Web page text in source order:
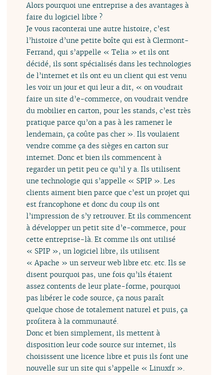
Alors pourquoi une entreprise a des avantages à
faire du logiciel libre ?
Je vous raconterai une autre histoire, c’est
l’histoire d’une petite boîte qui est à Clermont-
Ferrand, qui s’appelle « Telia » et ils ont
décidé, ils sont spécialisés dans les technologies
de l’internet et ils ont eu un client qui est venu
les voir un jour et qui leur a dit, « on voudrait
faire un site d’e-commerce, on voudrait vendre
du mobilier en carton, pour les stands, c’est très
pratique parce qu’on a pas à les ramener le
lendemain, ça coûte pas cher ». Ils voulaient
vendre comme ça des sièges en carton sur
internet. Donc et bien ils commencent à
regarder un petit peu ce qu’il y a. Ils utilisent
une technologie qui s’appelle « SPIP ». Les
clients aiment bien parce que c’est un projet qui
est francophone et donc du coup ils ont
l’impression de s’y retrouver. Et ils commencent
à développer un petit site d’e-commerce, pour
cette entreprise-là. Et comme ils ont utilisé
« SPIP », un logiciel libre, ils utilisent
« Apache » un serveur web libre etc. etc. Ils se
disent pourquoi pas, une fois qu’ils étaient
assez contents de leur plate-forme, pourquoi
pas libérer le code source, ça nous paraît
quelque chose de totalement naturel et puis, ça
profitera à la communauté.
Donc et bien simplement, ils mettent à
disposition leur code source sur internet, ils
choisissent une licence libre et puis ils font une
nouvelle sur un site qui s’appelle « Linuxfr ».